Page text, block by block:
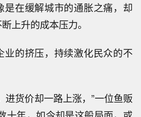
是在缓解城市的通胀之痛，却
上升的成本压力。
业的挤压，持续激化民众的不
进货价却一路上涨，”一位鱼贩